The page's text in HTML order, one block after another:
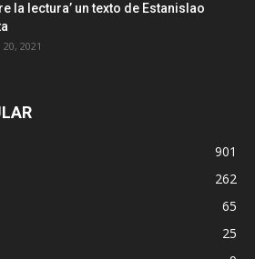
la lectura’ un texto de Estanislao
2021
901
262
65
25